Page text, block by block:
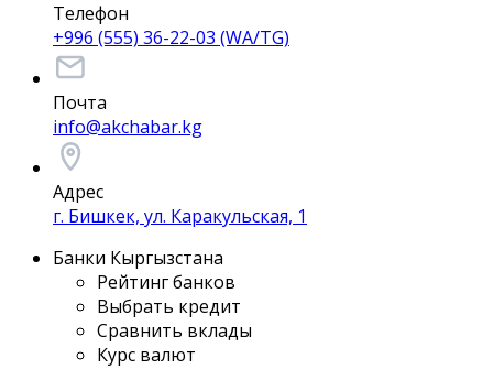
Телефон
+996 (555) 36-22-03 (WA/TG)
Почта
info@akchabar.kg
Адрес
г. Бишкек, ул. Каракульская, 1
Банки Кыргызстана
Рейтинг банков
Выбрать кредит
Сравнить вклады
Курс валют